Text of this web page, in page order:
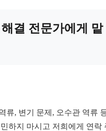
결 전문가에게 맡
류, 변기 문제, 오수관 역류
하지 마시고 저희에게 연락